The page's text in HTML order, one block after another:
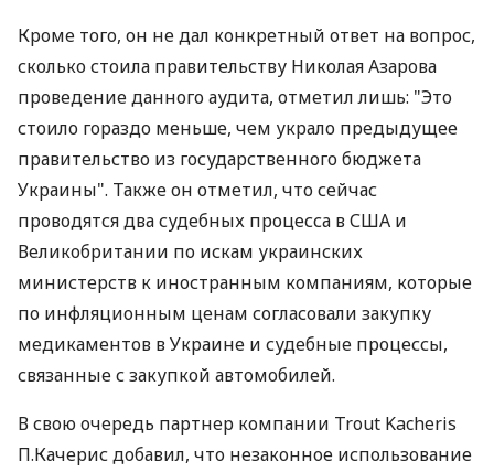
Кроме того, он не дал конкретный ответ на вопрос,
сколько стоила правительству Николая Азарова
проведение данного аудита, отметил лишь: "Это
стоило гораздо меньше, чем украло предыдущее
правительство из государственного бюджета
Украины". Также он отметил, что сейчас
проводятся два судебных процесса в США и
Великобритании по искам украинских
министерств к иностранным компаниям, которые
по инфляционным ценам согласовали закупку
медикаментов в Украине и судебные процессы,
связанные с закупкой автомобилей.
В свою очередь партнер компании Trout Kacheris
П.Качерис добавил, что незаконное использование